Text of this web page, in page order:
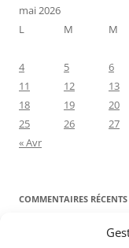
mai 2026
L
M M
4
5 6
11
12 13
18
19 20
25
26 27
« Avr
COMMENTAIRES RÉCENTS
Proyecto Amor